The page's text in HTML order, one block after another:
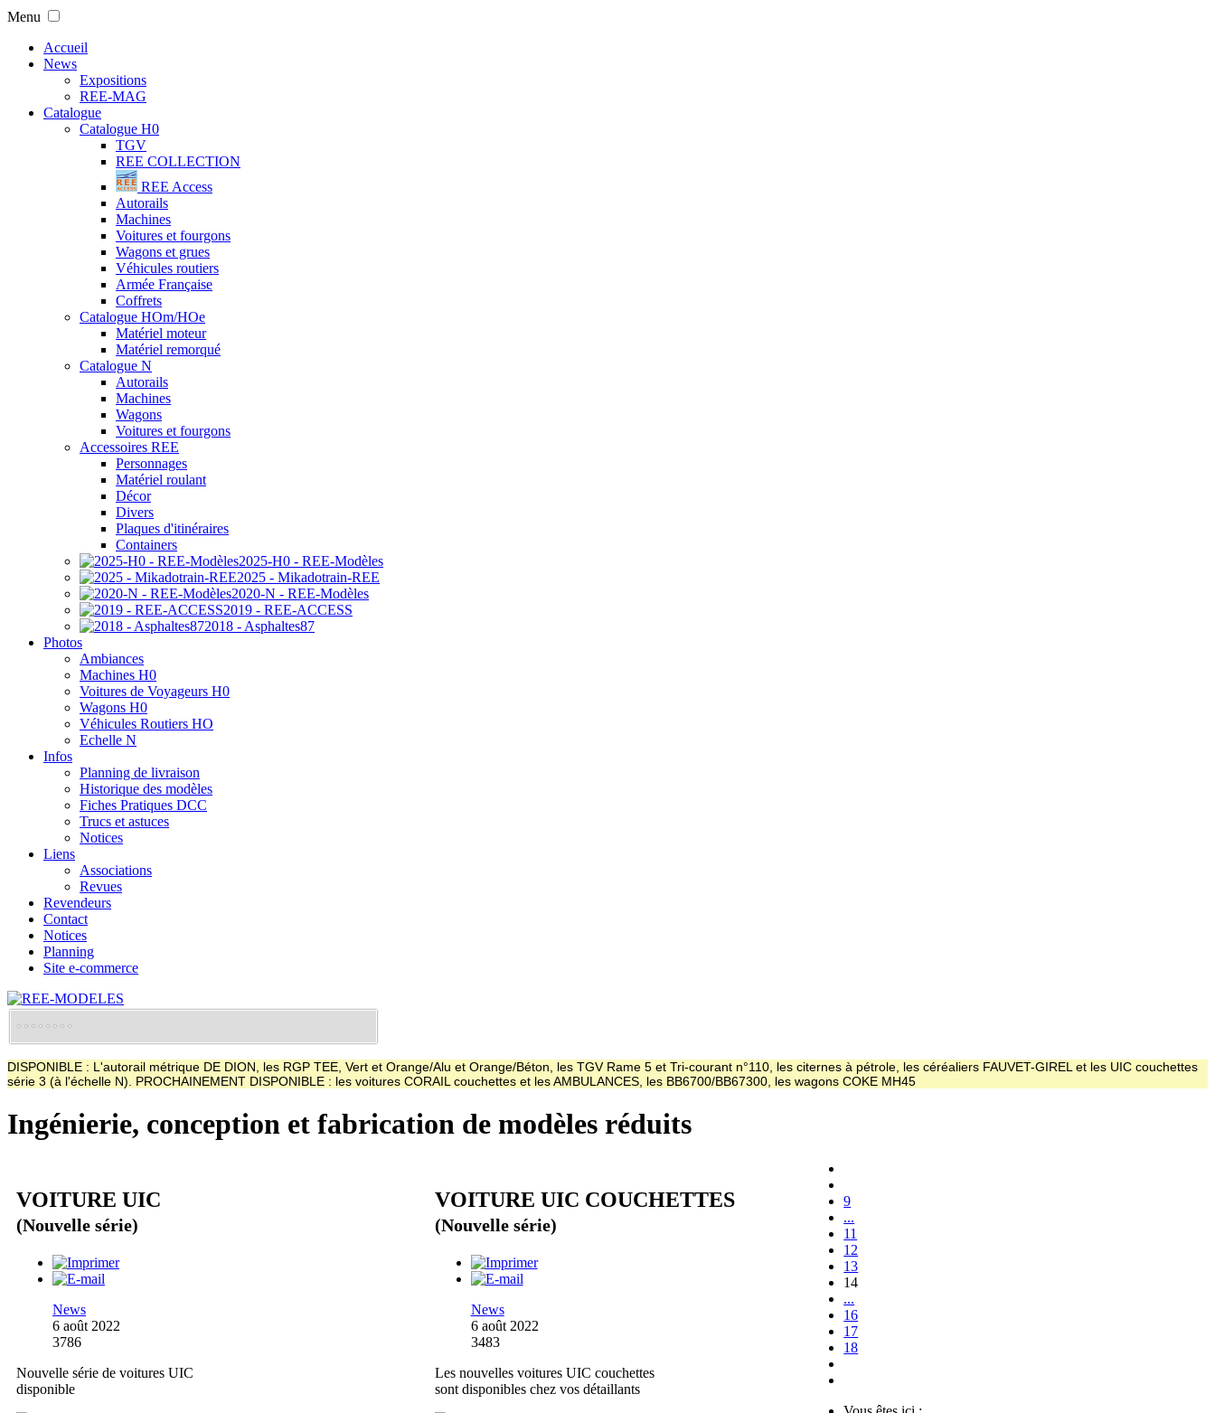
Menu
Accueil
News
Expositions
REE-MAG
Catalogue
Catalogue H0
TGV
REE COLLECTION
REE Access
Autorails
Machines
Voitures et fourgons
Wagons et grues
Véhicules routiers
Armée Française
Coffrets
Catalogue HOm/HOe
Matériel moteur
Matériel remorqué
Catalogue N
Autorails
Machines
Wagons
Voitures et fourgons
Accessoires REE
Personnages
Matériel roulant
Décor
Divers
Plaques d'itinéraires
Containers
2025-H0 - REE-Modèles
2025 - Mikadotrain-REE
2020-N - REE-Modèles
2019 - REE-ACCESS
2018 - Asphaltes87
Photos
Ambiances
Machines H0
Voitures de Voyageurs H0
Wagons H0
Véhicules Routiers HO
Echelle N
Infos
Planning de livraison
Historique des modèles
Fiches Pratiques DCC
Trucs et astuces
Notices
Liens
Associations
Revues
Revendeurs
Contact
Notices
Planning
Site e-commerce
DISPONIBLE : L'autorail métrique DE DION, les RGP TEE, Vert et Orange/Alu et Orange/Béton, les TGV Rame 5 et Tri-courant n°110, les citernes à pétrole, les céréaliers FAUVET-GIREL et les UIC couchettes
série 3 (à l'échelle N). PROCHAINEMENT DISPONIBLE : les voitures CORAIL couchettes et les AMBULANCES, les BB6700/BB67300, les wagons COKE MH45
Ingénierie, conception et fabrication de modèles réduits
VOITURE UIC
(Nouvelle série)
News
6 août 2022
3786
Nouvelle série de voitures UIC
disponible
VOITURE UIC COUCHETTES
(Nouvelle série)
News
6 août 2022
3483
Les nouvelles voitures UIC couchettes
sont disponibles chez vos détaillants
9
...
11
12
13
14
...
16
17
18